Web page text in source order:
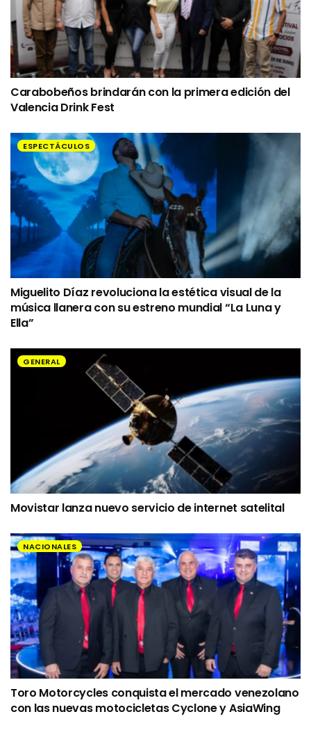
Carabobeños brindarán con la primera edición del
Valencia Drink Fest
ESPECTÁCULOS
Miguelito Díaz revoluciona la estética visual de la
música llanera con su estreno mundial “La Luna y
Ella”
GENERAL
Movistar lanza nuevo servicio de internet satelital
NACIONALES
Toro Motorcycles conquista el mercado venezolano
con las nuevas motocicletas Cyclone y AsiaWing